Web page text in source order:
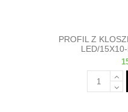
PROFIL Z
LED/